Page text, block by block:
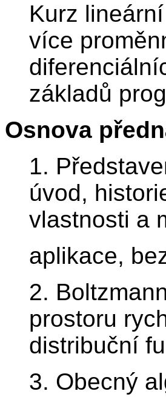
Kurz
více
základů
Osnova
1.
úvod,
vlastnosti a
aplikace,
2.
prostoru
distribuční
3. Obecný